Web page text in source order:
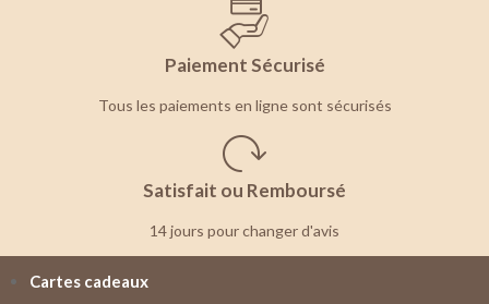
Paiement Sécurisé
Tous les paiements en ligne sont sécurisés
Satisfait ou Remboursé
14 jours pour changer d'avis
Cartes cadeaux